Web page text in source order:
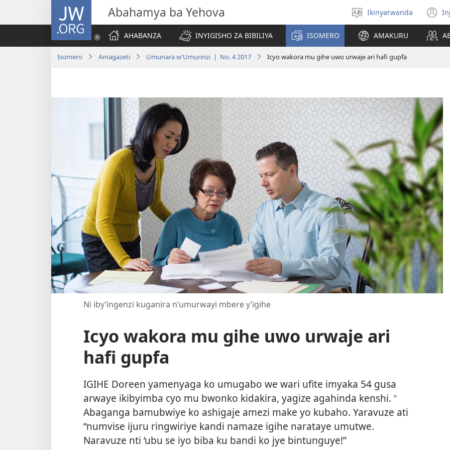
JW.ORG Abahamya ba Yehova
Hitamo
ururimi
Ikinyarwanda
AHABANZA
INYIGISHO ZA BIBILIYA ISOMERO AMAKURU
Isomero Amagazeti Umunara w’Umurinzi | No. 4 2017 Icyo wakora mu gihe uwo urwaje ari hafi gupfa
Ni iby’ingenzi kuganira n’umurwayi mbere y’igihe
Icyo wakora mu gihe uwo urwaje ari
hafi gupfa
IGIHE Doreen yamenyaga ko umugabo we wari ufite imyaka 54 gusa
arwaye ikibyimba cyo mu bwonko kidakira, yagize agahinda kenshi. *
Abaganga bamubwiye ko ashigaje amezi make yo kubaho. Yaravuze ati
“numvise ijuru ringwiriye kandi namaze igihe narataye umutwe.
Naravuze nti ‘ubu se iyo biba ku bandi ko jye bintunguye!”